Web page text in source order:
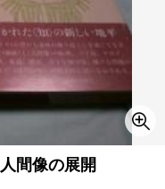
間像の展開